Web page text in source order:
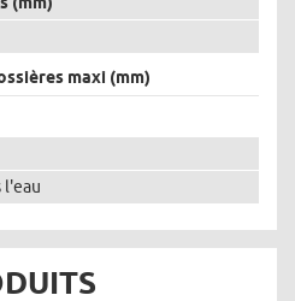
maxi (mm)
l'eau